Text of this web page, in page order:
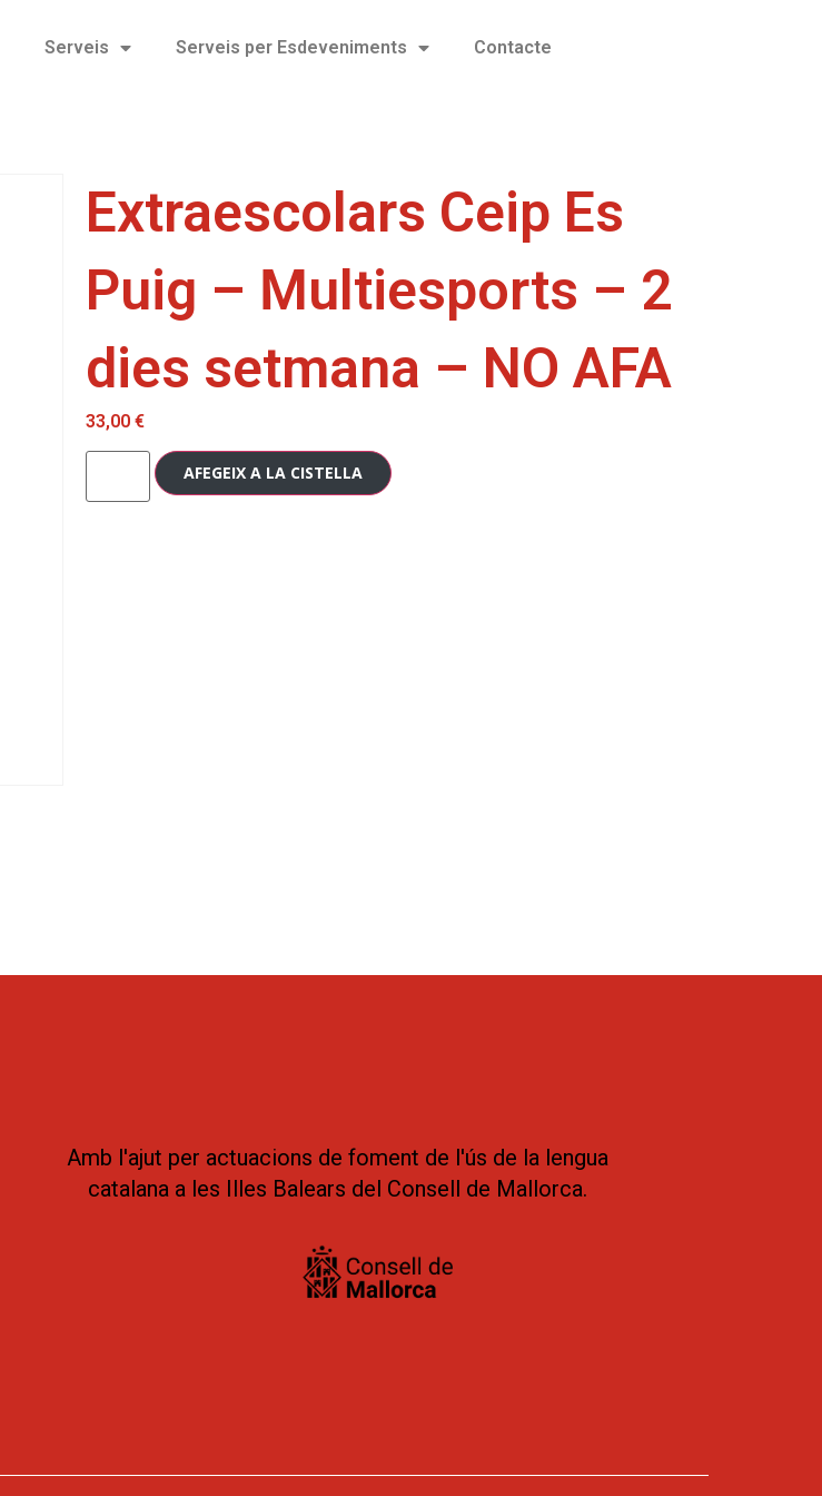
Serveis Serveis per Esdeveniments Contacte
Extraescolars Ceip Es
Puig – Multiesports – 2
dies setmana – NO AFA
33,00 €
AFEGEIX A LA CISTELLA
Amb l'ajut per actuacions de foment de l'ús de la lengua
catalana a les Illes Balears del Consell de Mallorca.